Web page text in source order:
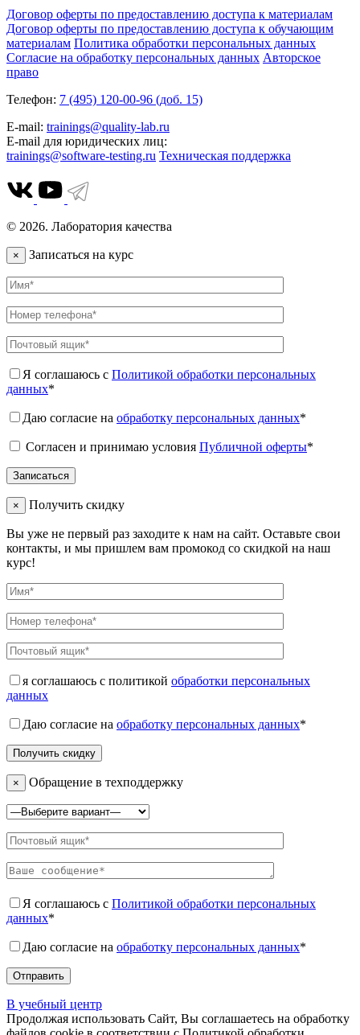
Договор оферты по предоставлению доступа к материалам
Договор оферты по предоставлению доступа к обучающим
материалам Политика обработки персональных данных
Согласие на обработку персональных данных Авторское
право
Телефон: 7 (495) 120-00-96 (доб. 15)
E-mail: trainings@quality-lab.ru
E-mail для юридических лиц:
trainings@software-testing.ru Техническая поддержка
© 2026. Лаборатория качества
× Записаться на курс
Я соглашаюсь с Политикой обработки персональных
данных*
Даю согласие на обработку персональных данных*
Согласен и принимаю условия Публичной оферты*
× Получить скидку
Вы уже не первый раз заходите к нам на сайт. Оставьте свои
контакты, и мы пришлем вам промокод со скидкой на наш
курс!
я соглашаюсь с политикой обработки персональных
данных
Даю согласие на обработку персональных данных*
× Обращение в техподдержку
Я соглашаюсь с Политикой обработки персональных
данных*
Даю согласие на обработку персональных данных*
В учебный центр
Продолжая использовать Сайт, Вы соглашаетесь на обработку